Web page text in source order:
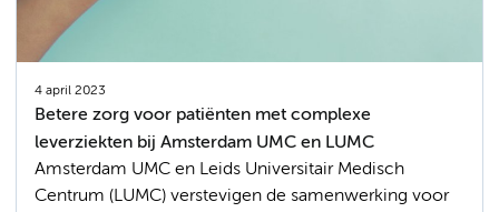
4 april 2023
Betere zorg voor patiënten met complexe
leverziekten bij Amsterdam UMC en LUMC
Amsterdam UMC en Leids Universitair Medisch
Centrum (LUMC) verstevigen de samenwerking voor